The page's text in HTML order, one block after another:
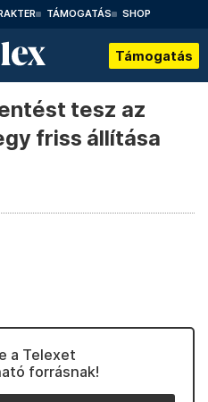
TÁMOGATÁS SHOP
Támogatás
tesz az
friss állítása
a Telexet
forrásnak!